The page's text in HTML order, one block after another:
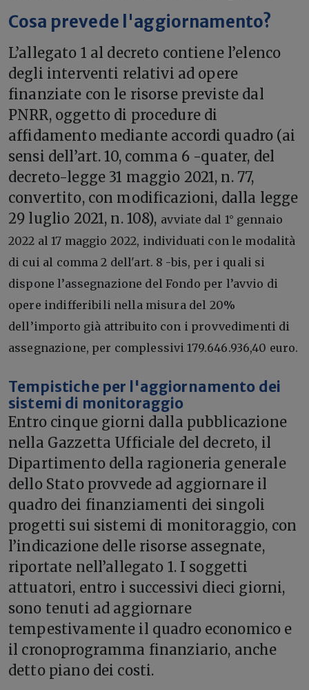
Cosa prevede l'aggiornamento?
L’allegato 1 al decreto contiene l’elenco
degli interventi relativi ad opere
finanziate con le risorse previste dal
PNRR, oggetto di procedure di
affidamento mediante accordi quadro (ai
sensi dell’art. 10, comma 6 -quater, del
decreto-legge 31 maggio 2021, n. 77,
convertito, con modificazioni, dalla legge
29 luglio 2021, n. 108), avviate dal 1° gennaio
2022 al 17 maggio 2022, individuati con le modalità
di cui al comma 2 dell'art. 8 -bis, per i quali si
dispone l’assegnazione del Fondo per l’avvio di
opere indifferibili nella misura del 20%
dell’importo già attribuito con i provvedimenti di
assegnazione, per complessivi 179.646.936,40 euro.
Tempistiche per l'aggiornamento dei
sistemi di monitoraggio
Entro cinque giorni dalla pubblicazione
nella Gazzetta Ufficiale del decreto, il
Dipartimento della ragioneria generale
dello Stato provvede ad aggiornare il
quadro dei finanziamenti dei singoli
progetti sui sistemi di monitoraggio, con
l’indicazione delle risorse assegnate,
riportate nell’allegato 1. I soggetti
attuatori, entro i successivi dieci giorni,
sono tenuti ad aggiornare
tempestivamente il quadro economico e
il cronoprogramma finanziario, anche
detto piano dei costi.